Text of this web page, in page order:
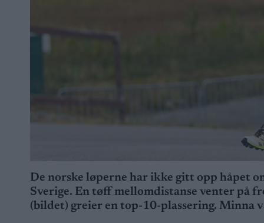
De norske løperne har ikke gitt opp håpet
Sverige. En tøff mellomdistanse venter på
(bildet) greier en top-10-plassering. Minna